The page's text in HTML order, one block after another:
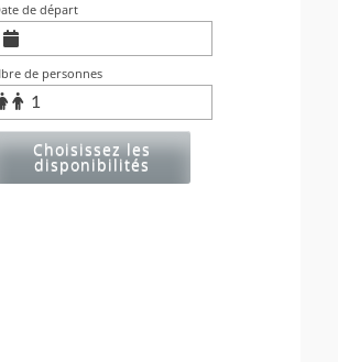
de départ
de personnes
Choisissez les
disponibilités